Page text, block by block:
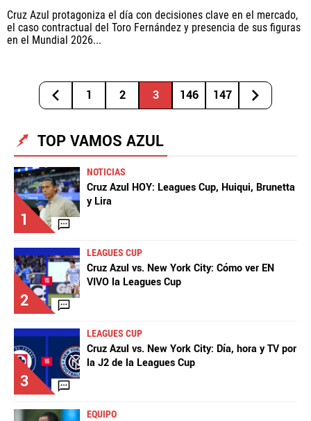
Cruz Azul protagoniza el día con decisiones clave en el mercado,
el caso contractual del Toro Fernández y presencia de sus figuras
en el Mundial 2026...
1 2 3 146 147
TOP VAMOS AZUL
1
NOTICIAS
Cruz Azul HOY: Leagues Cup, Huiqui, Brunetta
y Lira
2
LEAGUES CUP
Cruz Azul vs. New York City: Cómo ver EN
VIVO la Leagues Cup
3
LEAGUES CUP
Cruz Azul vs. New York City: Día, hora y TV por
la J2 de la Leagues Cup
EQUIPO